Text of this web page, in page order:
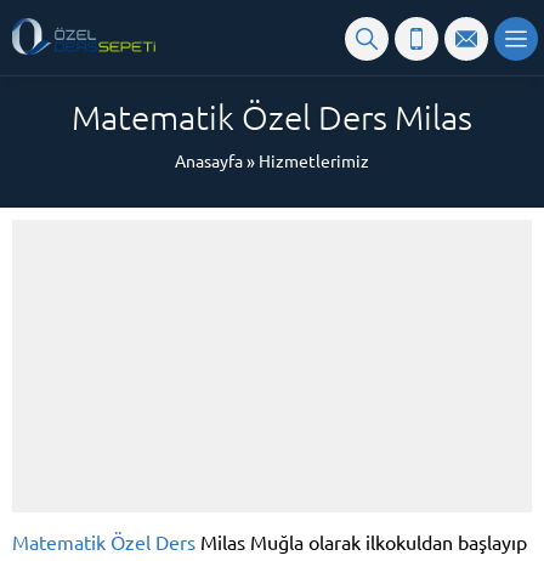
Matematik Özel Ders Milas
Anasayfa» Hizmetlerimiz
Matematik Özel Ders Milas Muğla olarak ilkokuldan başlayıp